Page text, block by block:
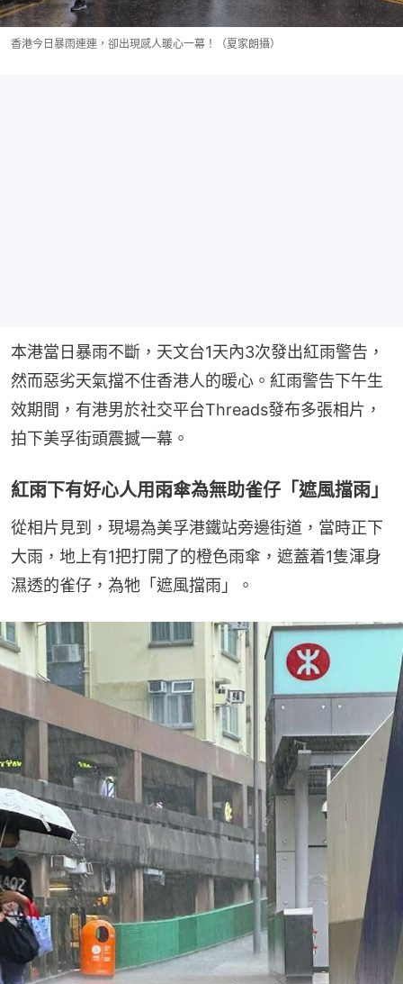
香港今日暴雨連連，卻出現感人暖心一幕！（夏家朗攝）
本港當日暴雨不斷，天文台1天內3次發出紅雨警告，
然而惡劣天氣擋不住香港人的暖心。紅雨警告下午生
效期間，有港男於社交平台Threads發布多張相片，
拍下美孚街頭震撼一幕。
紅雨下有好心人用雨傘為無助雀仔「遮風擋雨」
從相片見到，現場為美孚港鐵站旁邊街道，當時正下
大雨，地上有1把打開了的橙色雨傘，遮蓋着1隻渾身
濕透的雀仔，為牠「遮風擋雨」。